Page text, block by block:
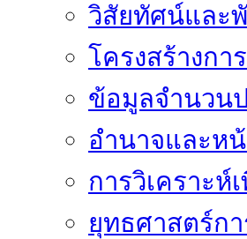
วิสัยทัศน์และ
โครงสร้างกา
ข้อมูลจำนวน
อำนาจและห
การวิเคราะ
ยุทธศาสตร์ก